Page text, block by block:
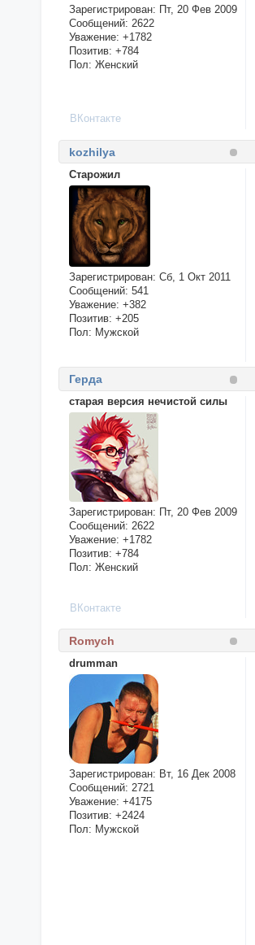
Зарегистрирован: Пт, 20 Фев 2009
Сообщений: 2622
Уважение: +1782
Позитив: +784
Пол: Женский
ВКонтакте
kozhilya
Cтарожил
Зарегистрирован: Сб, 1 Окт 2011
Сообщений: 541
Уважение: +382
Позитив: +205
Пол: Мужской
Герда
старая версия нечистой силы
Зарегистрирован: Пт, 20 Фев 2009
Сообщений: 2622
Уважение: +1782
Позитив: +784
Пол: Женский
ВКонтакте
Romych
drumman
Зарегистрирован: Вт, 16 Дек 2008
Сообщений: 2721
Уважение: +4175
Позитив: +2424
Пол: Мужской